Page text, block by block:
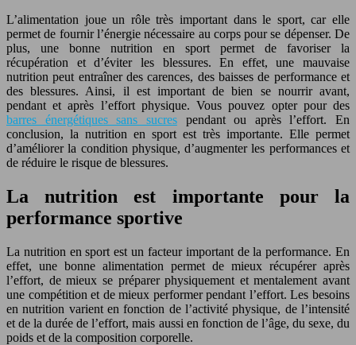
L’alimentation joue un rôle très important dans le sport, car elle
permet de fournir l’énergie nécessaire au corps pour se dépenser. De
plus, une bonne nutrition en sport permet de favoriser la
récupération et d’éviter les blessures. En effet, une mauvaise
nutrition peut entraîner des carences, des baisses de performance et
des blessures. Ainsi, il est important de bien se nourrir avant,
pendant et après l’effort physique. Vous pouvez opter pour des
barres énergétiques sans sucrespendant ou après l’effort. En
conclusion, la nutrition en sport est très importante. Elle permet
d’améliorer la condition physique, d’augmenter les performances et
de réduire le risque de blessures.
La nutrition est importante pour la
performance sportive
La nutrition en sport est un facteur important de la performance. En
effet, une bonne alimentation permet de mieux récupérer après
l’effort, de mieux se préparer physiquement et mentalement avant
une compétition et de mieux performer pendant l’effort. Les besoins
en nutrition varient en fonction de l’activité physique, de l’intensité
et de la durée de l’effort, mais aussi en fonction de l’âge, du sexe, du
poids et de la composition corporelle.